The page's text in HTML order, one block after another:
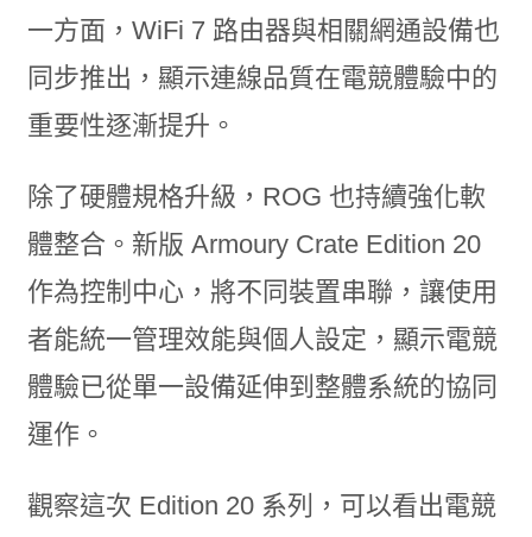
一方面，WiFi 7 路由器與相關網通設備也
同步推出，顯示連線品質在電競體驗中的
重要性逐漸提升。
除了硬體規格升級，ROG 也持續強化軟
體整合。新版 Armoury Crate Edition 20
作為控制中心，將不同裝置串聯，讓使用
者能統一管理效能與個人設定，顯示電競
體驗已從單一設備延伸到整體系統的協同
運作。
觀察這次 Edition 20 系列，可以看出電競